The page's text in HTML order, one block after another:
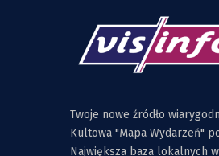
Twoje nowe źródło
Kultowa "Mapa Wydarzeń"
Największa baza lokalnych